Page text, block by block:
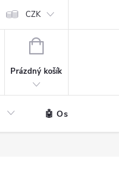
CZK
NÁKUPNÍ
Prázdný košík
🤖 Ostatní